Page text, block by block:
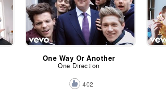
One Way Or Another
One Direction
402